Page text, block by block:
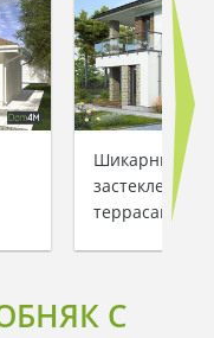
Шикарный
террасами
С